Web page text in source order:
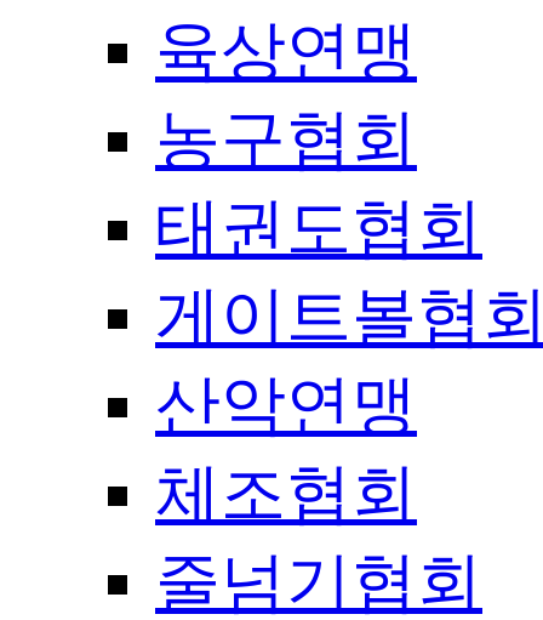
육상연맹
농구협회
태권도협회
게이트볼협
산악연맹
체조협회
줄넘기협회